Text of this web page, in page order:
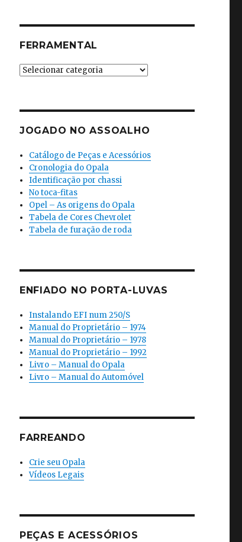
FERRAMENTAL
Ferramental
JOGADO NO ASSOALHO
Catálogo de Peças e Acessórios
Cronologia do Opala
Identificação por chassi
No toca-fitas
Opel – As origens do Opala
Tabela de Cores Chevrolet
Tabela de furação de roda
ENFIADO NO PORTA-LUVAS
Instalando EFI num 250/S
Manual do Proprietário – 1974
Manual do Proprietário – 1978
Manual do Proprietário – 1992
Livro – Manual do Opala
Livro – Manual do Automóvel
FARREANDO
Crie seu Opala
Vídeos Legais
PEÇAS E ACESSÓRIOS